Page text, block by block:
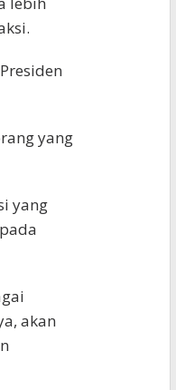
yang
yang
akan